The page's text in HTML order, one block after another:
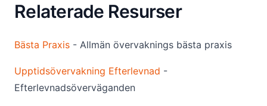
Relaterade Resurser
Bästa Praxis - Allmän övervaknings bästa praxis
Upptidsövervakning Efterlevnad -
Efterlevnadsöverväganden